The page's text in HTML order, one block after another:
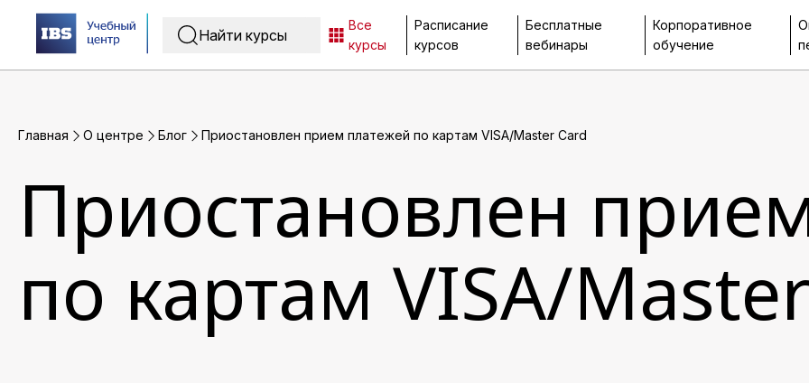
Все
курсы
Расписание
курсов
Бесплатные
вебинары
Корпоративное
обучение
Главная O центре Блог Приостановлен прием платежей по картам VISA/Master Card
Приостановлен
по картам VISA/